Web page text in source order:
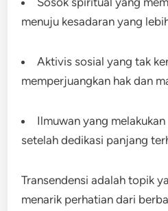
menuju kesadaran yang
Aktivis sosial yang tak
memperjuangkan hak dan
Ilmuwan yang
setelah dedikasi panjang
Transendensi adalah topik
menarik perhatian dari